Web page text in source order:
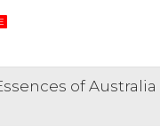
of Australia